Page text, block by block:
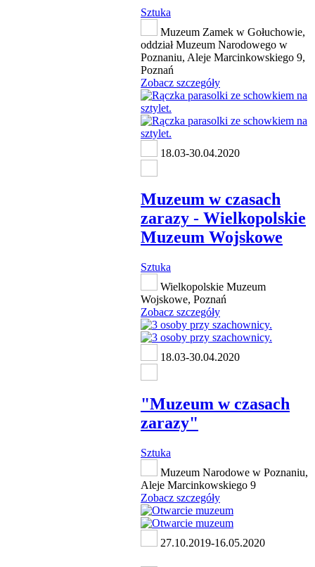
Sztuka
Muzeum Zamek w Gołuchowie,
oddział Muzeum Narodowego w
Poznaniu, Aleje Marcinkowskiego 9,
Poznań
Zobacz szczegóły
18.03-30.04.2020
Muzeum w czasach
zarazy - Wielkopolskie
Muzeum Wojskowe
Sztuka
Wielkopolskie Muzeum
Wojskowe, Poznań
Zobacz szczegóły
18.03-30.04.2020
"Muzeum w czasach
zarazy"
Sztuka
Muzeum Narodowe w Poznaniu,
Aleje Marcinkowskiego 9
Zobacz szczegóły
27.10.2019-16.05.2020